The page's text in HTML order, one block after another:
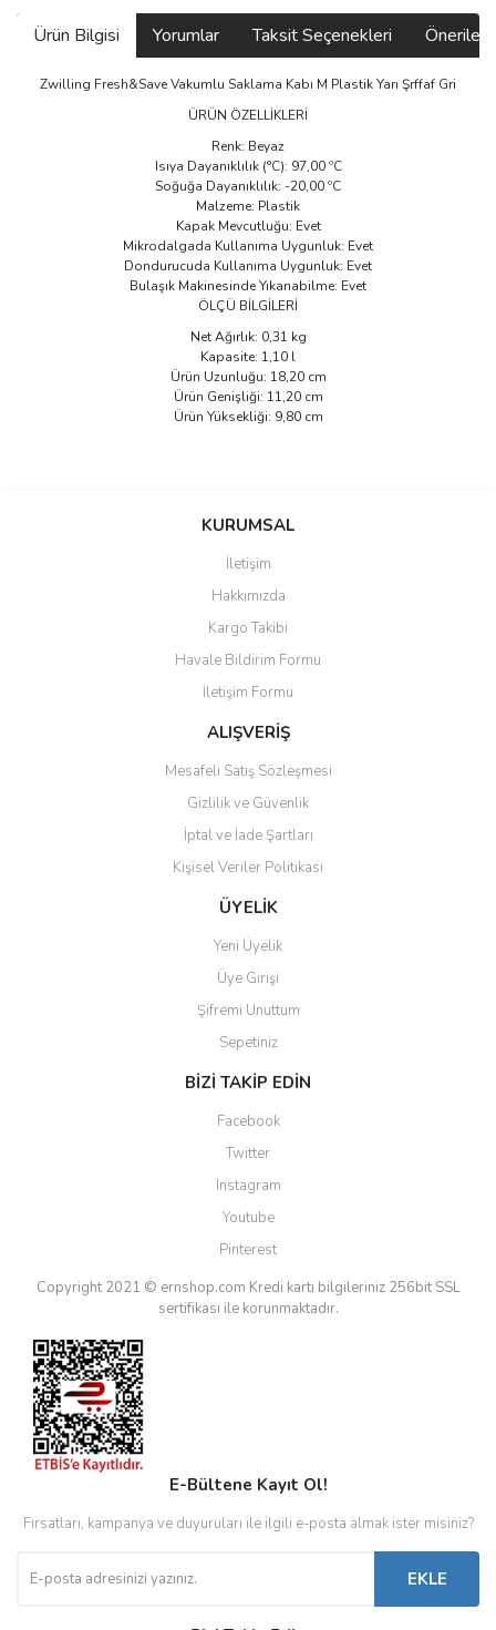
Ürün Bilgisi Yorumlar Taksit Seçenekleri
Zwilling Fresh&Save Vakumlu Saklama Kabı M Plastik Yarı Şrffaf Gri
ÜRÜN ÖZELLİKLERİ
Renk: Beyaz
Isıya Dayanıklılık (°C): 97,00 ºC
Soğuğa Dayanıklılık: -20,00 ºC
Malzeme: Plastik
Kapak Mevcutluğu: Evet
Mikrodalgada Kullanıma Uygunluk: Evet
Dondurucuda Kullanıma Uygunluk: Evet
Bulaşık Makinesinde Yıkanabilme: Evet
ÖLÇÜ BİLGİLERİ
Net Ağırlık: 0,31 kg
Kapasite: 1,10 l
Ürün Uzunluğu: 18,20 cm
Ürün Genişliği: 11,20 cm
Ürün Yüksekliği: 9,80 cm
Bu ürüne ilk yorumu siz yapın!
Ürün resmi kalitesiz, bozuk veya görüntülenemiyor.
Ürün açıklamasında eksik bilgiler bulunuyor.
Ürün bilgilerinde hatalar bulunuyor.
Ürün fiyatı diğer sitelerden daha pahalı.
Bu ürüne benzer farklı alternatifler olmalı.
Gönder
KURUMSAL
İletişim
Hakkımızda
Kargo Takibi
Havale Bildirim Formu
İletişim Formu
ALIŞVERİŞ
Mesafeli Satış Sözleşmesi
Gizlilik ve Güvenlik
İptal ve İade Şartları
Kişisel Veriler Politikası
ÜYELİK
Yeni Üyelik
Üye Girişi
Şifremi Unuttum
Sepetiniz
BİZİ TAKİP EDİN
Facebook
Twitter
Instagram
Youtube
Pinterest
Copyright 2021 © ernshop.com Kredi kartı bilgileriniz 256bit SSL
sertifikası ile korunmaktadır.
E-Bültene Kayıt Ol!
Fırsatları, kampanya ve duyuruları ile ilgili e-posta almak ister misiniz?
EKLE